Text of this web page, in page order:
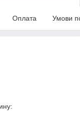
Оплата Умови